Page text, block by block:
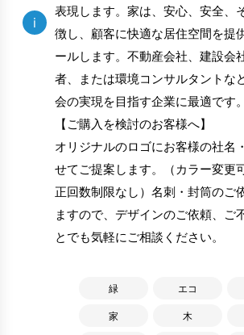
i
表現します。家は、安心、安全、
徴し、顧客に快適な居住空間を提
ールします。不動産会社、建設会
者、または環境コンサルタントな
会の実現を目指す企業に最適です。
【ご購入を検討のお客様へ】
オリジナルのロゴにお客様の社名
せてご提案します。（カラー変更
正回数制限なし）名刺・封筒のご
ますので、デザインのご依頼、ご
とでも気軽にご相談ください。
緑 エコ
家 木